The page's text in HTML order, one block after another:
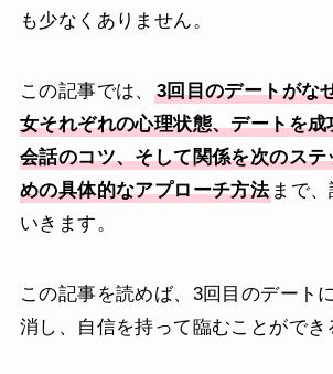
も少なくありません。
この記事では、
3回目のデートがな
女それぞれの心理状態、デートを
会話のコツ、そして関係を次のス
めの具体的なアプローチ方法 まで
いきます。
この記事を読めば、3回目のデート
消し、自信を持って臨むことができ